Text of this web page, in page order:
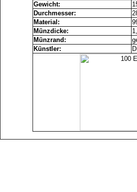
Gewicht:
Durchmesser:
Material:
Münzdicke:
Münzrand:
Künstler: